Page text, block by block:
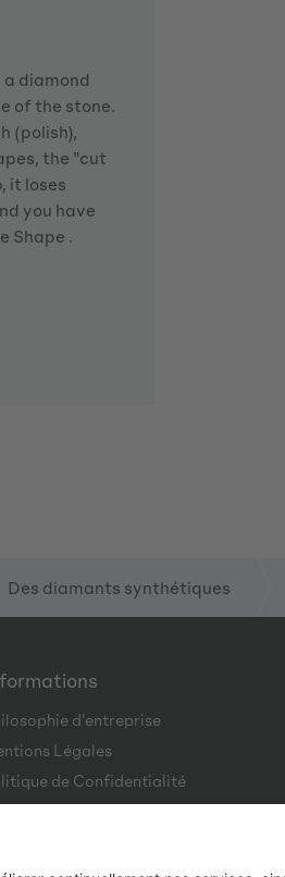
diamond
of the stone.
(polish),
the "cut
it loses
you have
Shape .
Des diamants synthétiques
d'entreprise
Légales
de Confidentialité